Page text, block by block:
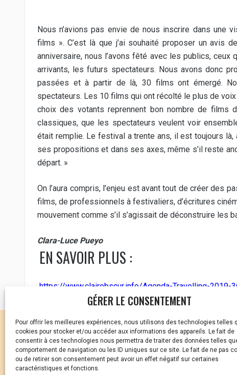
GÉRER LE CONSENTEMENT
Pour offrir les meilleures expériences, nous utilisons des technologies telles
cookies pour stocker et/ou accéder aux informations des appareils. Le fait de
consentir à ces technologies nous permettra de traiter des données telles
comportement de navigation ou les ID uniques sur ce site. Le fait de ne pas
ou de retirer son consentement peut avoir un effet négatif sur certaines
caractéristiques et fonctions.
Nous n’avions pas envie de nous inscrire dans une
films ». C’est là que j’ai souhaité proposer un avis
anniversaire, nous l’avons fêté avec les publics,
arrivants, les futurs spectateurs. Nous avons donc
passées et à partir de là, 30 films ont émergé.
spectateurs. Les 10 films qui ont récolté le plus de
choix des votants reprennent bon nombre de films
classiques, que les spectateurs veulent voir
était remplie. Le festival a trente ans, il est toujours là,
ses propositions et dans ses axes, même s’il reste
départ. »
On l’aura compris, l’enjeu est avant tout de créer des
films, de professionnels à festivaliers, d’écritures
mouvement comme s’il s’agissait de déconstruire les
Clara-Luce Pueyo
EN SAVOIR PLUS :
https://www.clairobscur.info/Agenda-Travelling-2019-
CELLULE D’ÉCOUTE ET DE
Vous avez été témoin ou